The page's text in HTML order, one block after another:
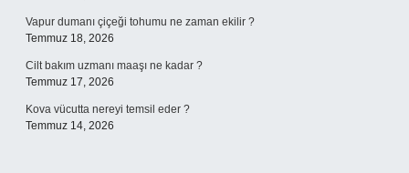
Vapur dumanı çiçeği tohumu ne zaman ekilir ?
Temmuz 18, 2026
Cilt bakım uzmanı maaşı ne kadar ?
Temmuz 17, 2026
Kova vücutta nereyi temsil eder ?
Temmuz 14, 2026